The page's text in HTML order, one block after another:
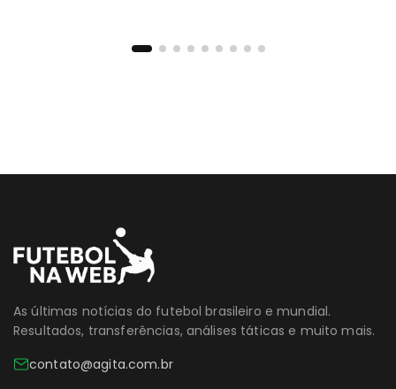
As últimas notícias do futebol brasileiro e mundial.
Resultados, transferências, análises táticas e muito mais.
contato@agita.com.br